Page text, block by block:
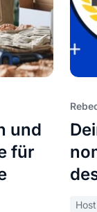
und
für